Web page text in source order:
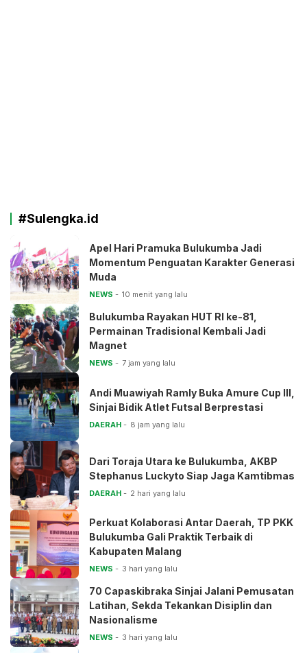
#Sulengka.id
Apel Hari Pramuka Bulukumba Jadi
Momentum Penguatan Karakter Generasi
Muda
NEWS 10 menit yang lalu
Bulukumba Rayakan HUT RI ke-81,
Permainan Tradisional Kembali Jadi
Magnet
NEWS 7 jam yang lalu
Andi Muawiyah Ramly Buka Amure Cup III,
Sinjai Bidik Atlet Futsal Berprestasi
DAERAH 8 jam yang lalu
Dari Toraja Utara ke Bulukumba, AKBP
Stephanus Luckyto Siap Jaga Kamtibmas
DAERAH 2 hari yang lalu
Perkuat Kolaborasi Antar Daerah, TP PKK
Bulukumba Gali Praktik Terbaik di
Kabupaten Malang
NEWS 3 hari yang lalu
70 Capaskibraka Sinjai Jalani Pemusatan
Latihan, Sekda Tekankan Disiplin dan
Nasionalisme
NEWS 3 hari yang lalu